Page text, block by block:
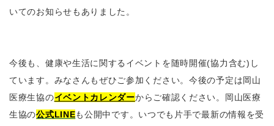
いてのお知らせもありました。
今後も、健康や生活に関するイベントを随時開催(協力含む)し
ています。みなさんもぜひご参加ください。今後の予定は岡山
医療生協のイベントカレンダーからご確認ください。
岡山医療
生協の公式LINEも公開中です。いつでも片手で最新の情報を受